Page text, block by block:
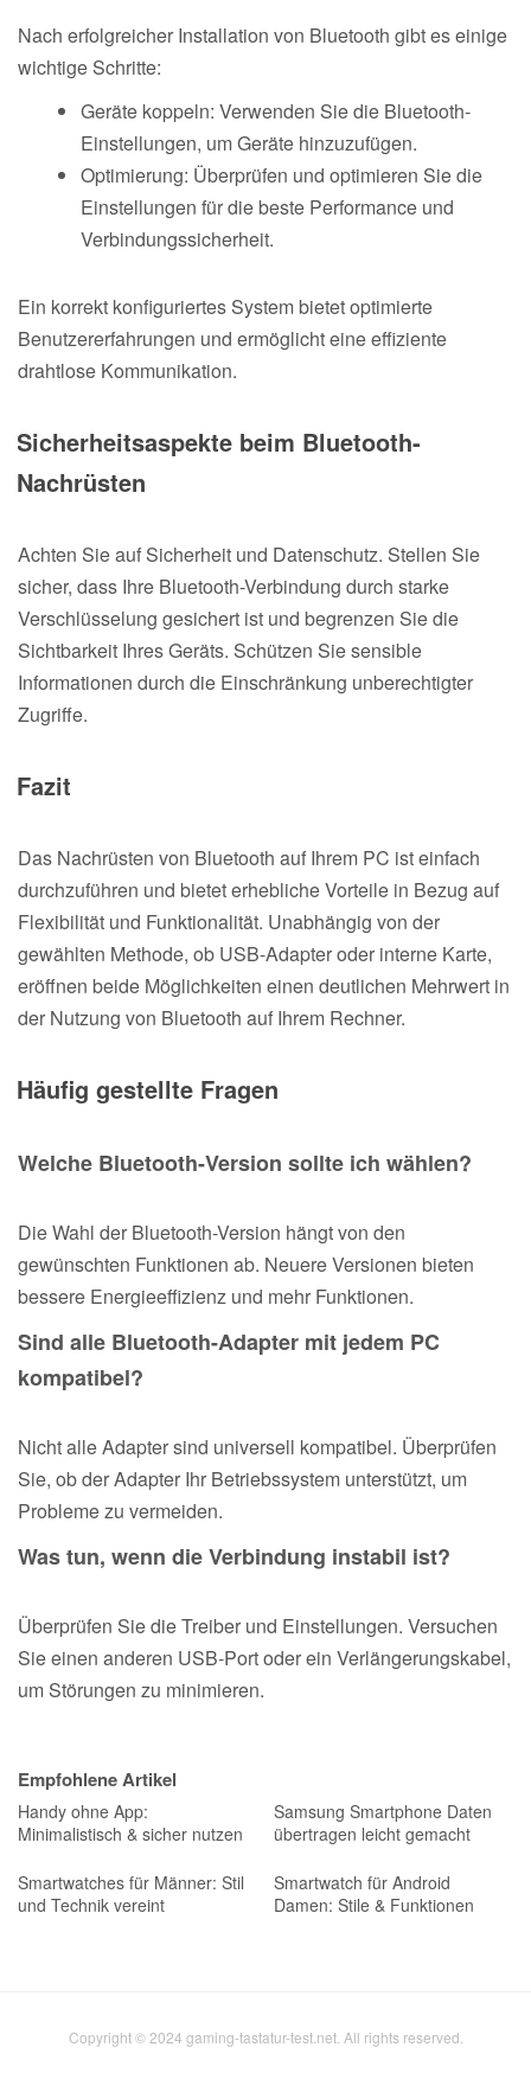
Nach erfolgreicher Installation von Bluetooth gibt es einige
wichtige Schritte:
Geräte koppeln: Verwenden Sie die Bluetooth-
Einstellungen, um Geräte hinzuzufügen.
Optimierung: Überprüfen und optimieren Sie die
Einstellungen für die beste Performance und
Verbindungssicherheit.
Ein korrekt konfiguriertes System bietet optimierte
Benutzererfahrungen und ermöglicht eine effiziente
drahtlose Kommunikation.
Sicherheitsaspekte beim Bluetooth-
Nachrüsten
Achten Sie auf Sicherheit und Datenschutz. Stellen Sie
sicher, dass Ihre Bluetooth-Verbindung durch starke
Verschlüsselung gesichert ist und begrenzen Sie die
Sichtbarkeit Ihres Geräts. Schützen Sie sensible
Informationen durch die Einschränkung unberechtigter
Zugriffe.
Fazit
Das Nachrüsten von Bluetooth auf Ihrem PC ist einfach
durchzuführen und bietet erhebliche Vorteile in Bezug auf
Flexibilität und Funktionalität. Unabhängig von der
gewählten Methode, ob USB-Adapter oder interne Karte,
eröffnen beide Möglichkeiten einen deutlichen Mehrwert in
der Nutzung von Bluetooth auf Ihrem Rechner.
Häufig gestellte Fragen
Welche Bluetooth-Version sollte ich wählen?
Die Wahl der Bluetooth-Version hängt von den
gewünschten Funktionen ab. Neuere Versionen bieten
bessere Energieeffizienz und mehr Funktionen.
Sind alle Bluetooth-Adapter mit jedem PC
kompatibel?
Nicht alle Adapter sind universell kompatibel. Überprüfen
Sie, ob der Adapter Ihr Betriebssystem unterstützt, um
Probleme zu vermeiden.
Was tun, wenn die Verbindung instabil ist?
Überprüfen Sie die Treiber und Einstellungen. Versuchen
Sie einen anderen USB-Port oder ein Verlängerungskabel,
um Störungen zu minimieren.
Empfohlene Artikel
Handy ohne App:
Minimalistisch & sicher nutzen
Samsung Smartphone Daten
übertragen leicht gemacht
Smartwatches für Männer: Stil
und Technik vereint
Smartwatch für Android
Damen: Stile & Funktionen
Copyright © 2024 gaming-tastatur-test.net. All rights reserved.